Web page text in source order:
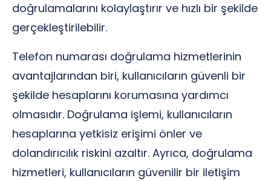
doğrulamalarını kolaylaştırır ve hızlı bir şekilde
gerçekleştirilebilir.
Telefon numarası doğrulama hizmetlerinin
avantajlarından biri, kullanıcıların güvenli bir
şekilde hesaplarını korumasına yardımcı
olmasıdır. Doğrulama işlemi, kullanıcıların
hesaplarına yetkisiz erişimi önler ve
dolandırıcılık riskini azaltır. Ayrıca, doğrulama
hizmetleri, kullanıcıların güvenilir bir iletişim